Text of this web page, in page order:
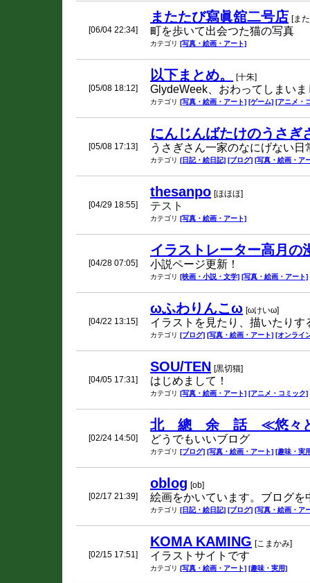
[06/04 22:34]
またたび寫眞舘二号店 [ま
町を歩いて出会つた猫の写真
カテゴリ [写真・絵画・アート]
[05/08 18:12]
以下まとめ。 [十朱]
GlydeWeek、おわってしまいま
カテゴリ [写真・絵画・アート] [ゲーム] [アニメ・
[05/08 17:13]
にんじんばたけのうさぎ
うさぎさん一家のなにげない
カテゴリ [日記・絵日記] [ブログ] [写真・絵画・ア
[04/29 18:55]
thesanpo [ほほほ]
テスト
カテゴリ [写真・絵画・アート]
[04/28 07:05]
イラストレーター高月の
小説ページ更新！
カテゴリ [映画・小説・文学] [写真・絵画・アート]
[04/22 13:15]
ωふわりんこω [ωけいω]
イラストを見たり、描いたりす
カテゴリ [ブログ] [写真・絵画・アート] [オンライ
[04/05 17:31]
SOU/TEN [黒切猫]
はじめまして！
カテゴリ [写真・絵画・アート] [アニメ・コミック]
[02/24 14:50]
北 總 余 話 ≪悠々と
どうでもいいブログ
カテゴリ [ブログ] [写真・絵画・アート] [趣味・実
[02/17 21:39]
oblog [ob]
絵画をかいています。ブログを
カテゴリ [日記・絵日記] [ブログ] [写真・絵画・ア
[02/15 17:51]
KOMA KAMING [こまかみ]
イラストサイトです
カテゴリ [写真・絵画・アート] [趣味・実用]